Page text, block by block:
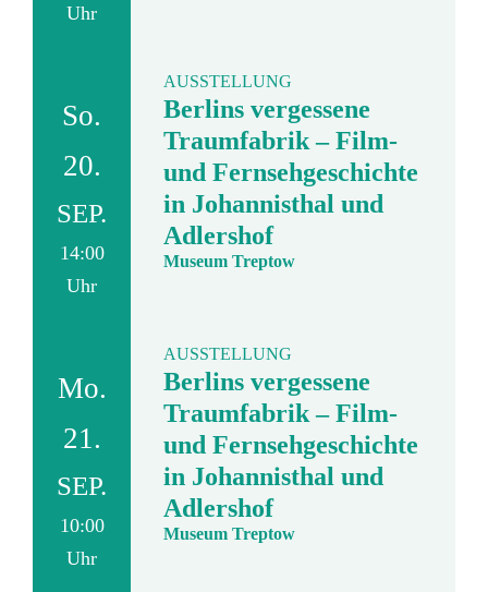
Uhr
So.
20.
SEP.
14:00
Uhr
AUSSTELLUNG
Berlins vergessene
Traumfabrik – Film-
und Fernsehgeschichte
in Johannisthal und
Adlershof
Museum Treptow
Mo.
21.
SEP.
10:00
Uhr
AUSSTELLUNG
Berlins vergessene
Traumfabrik – Film-
und Fernsehgeschichte
in Johannisthal und
Adlershof
Museum Treptow